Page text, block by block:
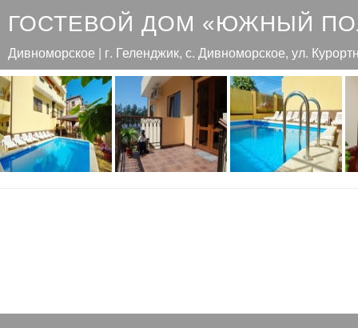
ГОСТЕВОЙ ДОМ «ЮЖНЫЙ
Дивноморское | г. Геленджик, с. Дивноморское, ул.